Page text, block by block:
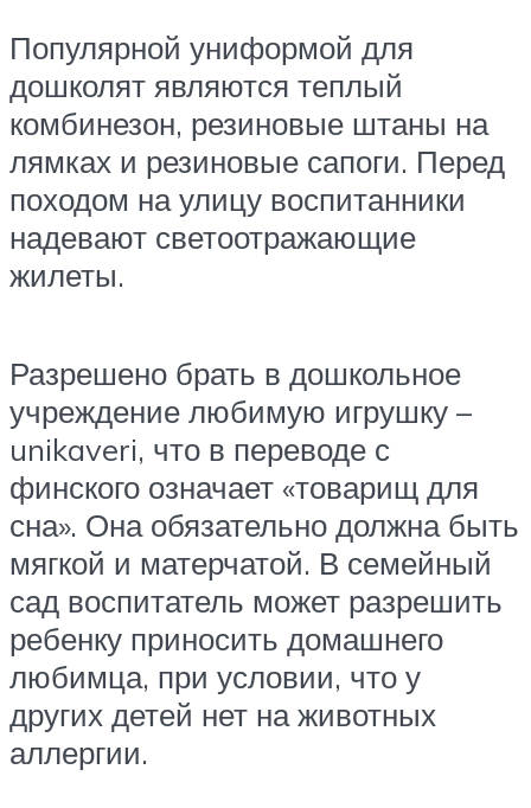
Популярной униформой для
дошколят являются теплый
комбинезон, резиновые штаны на
лямках и резиновые сапоги. Перед
походом на улицу воспитанники
надевают светоотражающие
жилеты.
Разрешено брать в дошкольное
учреждение любимую игрушку –
unikaveri, что в переводе с
финского означает «товарищ для
сна». Она обязательно должна быть
мягкой и матерчатой. В семейный
сад воспитатель может разрешить
ребенку приносить домашнего
любимца, при условии, что у
других детей нет на животных
аллергии.